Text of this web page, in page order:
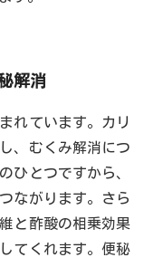
解消
れています。カリ
、むくみ解消につ
ひとつですから、
ながります。さら
と酢酸の相乗効果
てくれます。便秘